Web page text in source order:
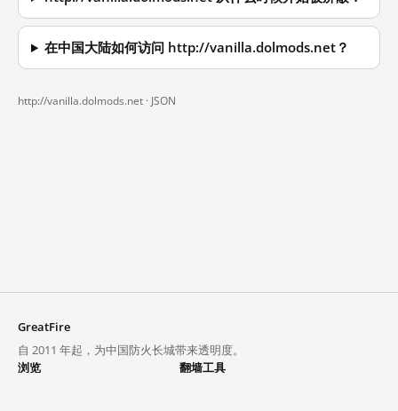
在中国大陆如何访问 http://vanilla.dolmods.net？
http://vanilla.dolmods.net · JSON
GreatFire
自 2011 年起，为中国防火长城带来透明度。
浏览
翻墙工具